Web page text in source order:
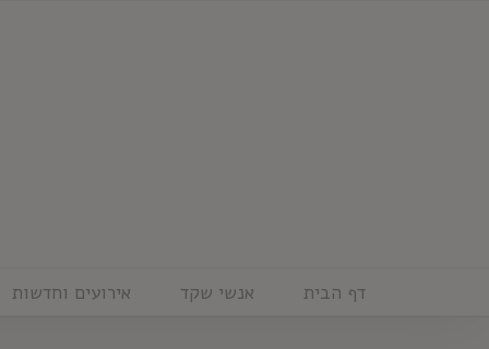
דף הבית אנשי שקד אירועים וחדשות